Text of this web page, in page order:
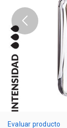
Evaluar producto